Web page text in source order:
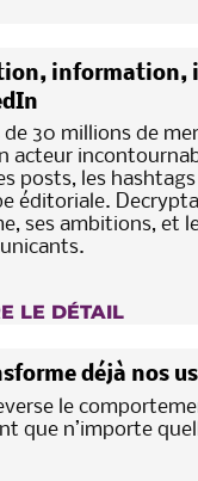
information,
de 30 millions de
acteur
posts, les
éditoriale.
ses ambitions, et
LE DÉTAIL
déjà nos
le
que n’importe